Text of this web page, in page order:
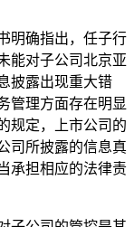
明确指出，任子行
能对子公司北京亚
披露出现重大错
管理方面存在明显
规定，上市公司的
司所披露的信息真
承担相应的法律责